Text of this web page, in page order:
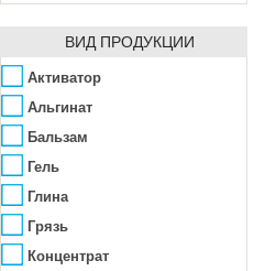
BioLab Estetic
Bioline
Biotherm
BoomDeAhDah
BRTC
Canaan Dead Sea
Care & Beauty Line
Ceano Cosmetics
Аскорбиновая кислота
Биозолото
Бисаболол
Винная кислота
Витамин B
Витамин C
Витамин А (Ретинол)
Витамин Е
ВИД ПРОДУКЦИИ
Активатор
Альгинат
Бальзам
Гель
Глина
Грязь
Концентрат